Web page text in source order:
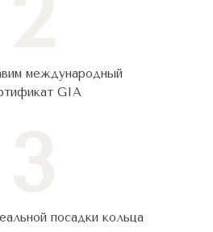
международный
GIA
посадки кольца